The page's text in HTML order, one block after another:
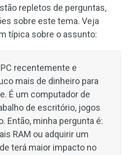
repletos de perguntas,
sobre este tema. Veja
típica sobre o assunto:
recentemente e
mais de dinheiro para
É um computador de
de escritório, jogos
Então, minha pergunta é:
RAM ou adquirir um
terá maior impacto no